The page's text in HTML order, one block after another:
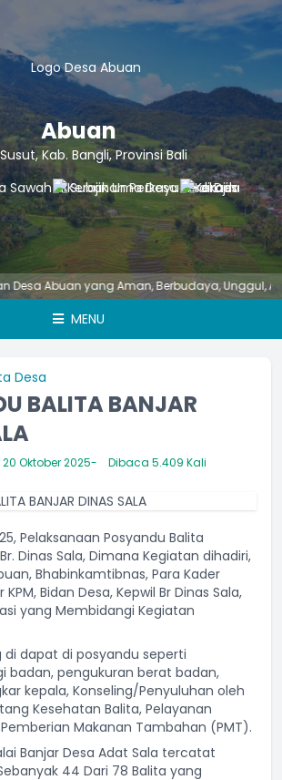
Abuan
Kab. Bangli, Provinsi Bali
yang Aman, Berbudaya, Unggul, Asri dan
MENU
Desa
BALITA BANJAR
20 Oktober 2025 Dibaca 5.409 Kali
Pelaksanaan Posyandu Balita
Dinas Sala, Dimana Kegiatan dihadiri,
Bhabinkamtibnas, Para Kader
Bidan Desa, Kepwil Br Dinas Sala,
yang Membidangi Kegiatan
di dapat di posyandu seperti
badan, pengukuran berat badan,
kepala, Konseling/Penyuluhan oleh
Kesehatan Balita, Pelayanan
Makanan Tambahan (PMT).
Banjar Desa Adat Sala tercatat
44 Dari 78 Balita yang